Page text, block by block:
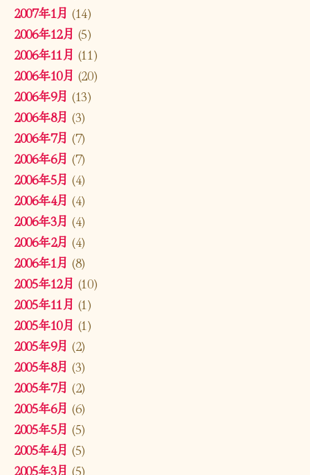
2007年1月 (14)
2006年12月 (5)
2006年11月 (11)
2006年10月 (20)
2006年9月 (13)
2006年8月 (3)
2006年7月 (7)
2006年6月 (7)
2006年5月 (4)
2006年4月 (4)
2006年3月 (4)
2006年2月 (4)
2006年1月 (8)
2005年12月 (10)
2005年11月 (1)
2005年10月 (1)
2005年9月 (2)
2005年8月 (3)
2005年7月 (2)
2005年6月 (6)
2005年5月 (5)
2005年4月 (5)
2005年3月 (5)